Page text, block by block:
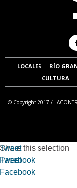
LOCALES RÍO
CULTURA
© Copyright 2017 /
Tweet
Facebook
Share this selection
Tweet
Facebook